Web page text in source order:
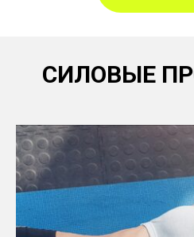
СИЛОВЫЕ